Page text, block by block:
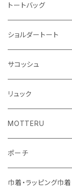
ハンカチ
ライティングスタンド
アクリル雑貨
フェアトレードコットン
ジュートコットン
キャンパス
不織布
コットン
キャンパス
デニム
ポリエステル
不織布
トートバッグ
オーガニックコットン
シーチング
10oz
フェアトレードコットン
コットンリネン
ジュートコットン
再生ファブリック
コットン
ショルダートート
オーガニックコットン
コットンリネン
再生ファブリック
5oz
10oz
コットン
シーチング
キャンパス
サコッシュ
オーガニックコットン
フェアトレードコットン
ジュートコットン
再生ファブリック
リュック
コットン
5oz
デニム
ポリエステル
MOTTERU
お買い物バッグ
ボトル
ポーチ
オーガニックコットン
巾着・ラッピング巾着